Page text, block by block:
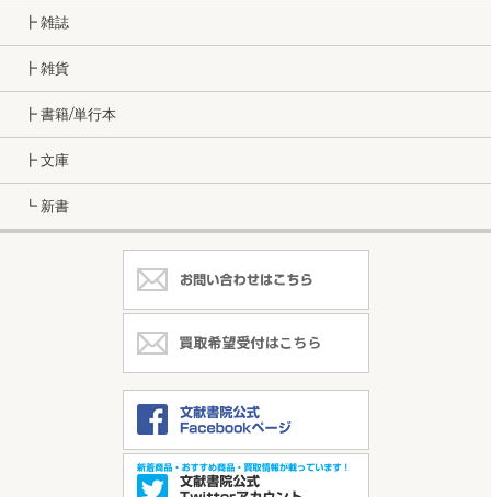
┣ 雑誌
┣ 雑貨
┣ 書籍/単行本
┣ 文庫
┗ 新書